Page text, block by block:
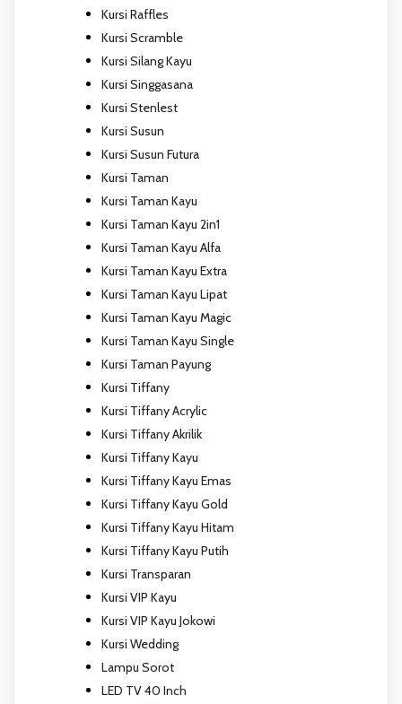
Kursi Raffles
Kursi Scramble
Kursi Silang Kayu
Kursi Singgasana
Kursi Stenlest
Kursi Susun
Kursi Susun Futura
Kursi Taman
Kursi Taman Kayu
Kursi Taman Kayu 2in1
Kursi Taman Kayu Alfa
Kursi Taman Kayu Extra
Kursi Taman Kayu Lipat
Kursi Taman Kayu Magic
Kursi Taman Kayu Single
Kursi Taman Payung
Kursi Tiffany
Kursi Tiffany Acrylic
Kursi Tiffany Akrilik
Kursi Tiffany Kayu
Kursi Tiffany Kayu Emas
Kursi Tiffany Kayu Gold
Kursi Tiffany Kayu Hitam
Kursi Tiffany Kayu Putih
Kursi Transparan
Kursi VIP Kayu
Kursi VIP Kayu Jokowi
Kursi Wedding
Lampu Sorot
LED TV 40 Inch